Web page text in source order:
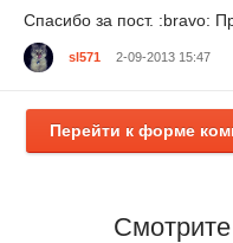
Спасибо за пост. :bravo:
sl571 2-09-2013 15:47
Перейти к форме